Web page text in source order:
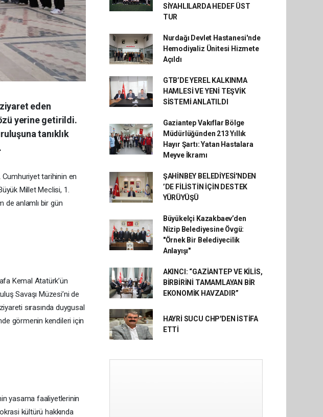
eden
yerine getirildi.
tanıklık
Cumhuriyet tarihinin en
Millet Meclisi, 1.
de anlamlı bir gün
Kemal Atatürk’ün
Savaşı Müzesi’ni de
sırasında duygusal
görmenin kendileri için
yasama faaliyetlerinin
kültürü hakkında
SİYAHLILARDA HEDEF ÜST
TUR
Nurdağı Devlet Hastanesi'nde
Hemodiyaliz Ünitesi Hizmete
Açıldı
GTB’DE YEREL KALKINMA
HAMLESİ VE YENİ TEŞVİK
SİSTEMİ ANLATILDI
Gaziantep Vakıflar Bölge
Müdürlüğünden 213 Yıllık
Hayır Şartı: Yatan Hastalara
Meyve İkramı
ŞAHİNBEY BELEDİYESİ'NDEN
’DE FİLİSTİN İÇİN DESTEK
YÜRÜYÜŞÜ
Büyükelçi Kazakbaev’den
Nizip Belediyesine Övgü:
"Örnek Bir Belediyecilik
Anlayışı"
AKINCI: “GAZİANTEP VE KİLİS,
BİRBİRİNİ TAMAMLAYAN BİR
EKONOMİK HAVZADIR”
HAYRİ SUCU CHP'DEN İSTİFA
ETTİ